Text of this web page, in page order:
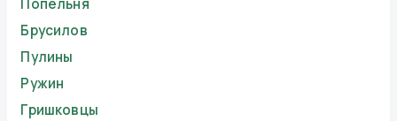
Попельня
Брусилов
Пулины
Ружин
Гришковцы